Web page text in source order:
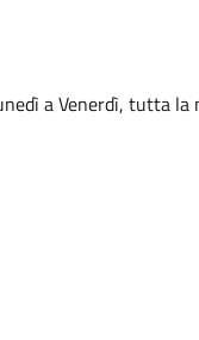
a Venerdì, tutta